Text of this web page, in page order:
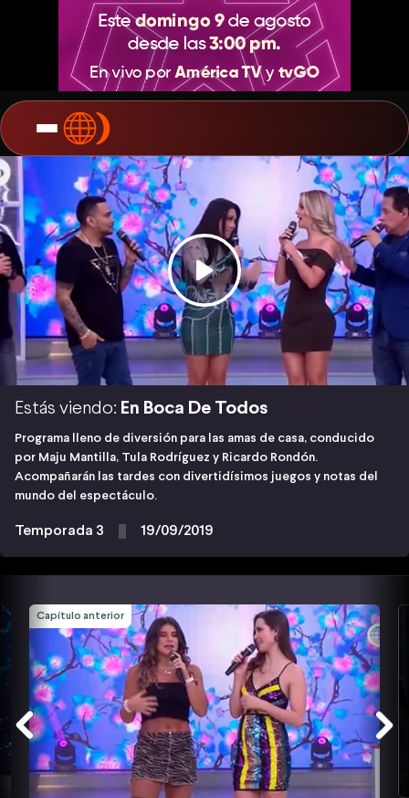
Estás viendo: En Boca De Todos
Programa lleno de diversión para las amas de casa, conducido
por Maju Mantilla, Tula Rodríguez y Ricardo Rondón.
Acompañarán las tardes con divertidísimos juegos y notas del
mundo del espectáculo.
Temporada 3 19/09/2019
Capítulo anterior